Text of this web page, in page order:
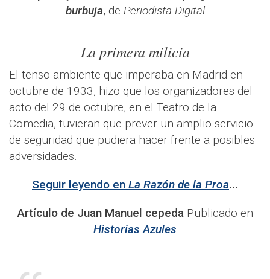
burbuja, de Periodista Digital
La primera milicia
El tenso ambiente que imperaba en Madrid en
octubre de 1933, hizo que los organizadores del
acto del 29 de octubre, en el Teatro de la
Comedia, tuvieran que prever un amplio servicio
de seguridad que pudiera hacer frente a posibles
adversidades.
Seguir leyendo en La Razón de la Proa...
Artículo de Juan Manuel cepeda Publicado en
Historias Azules